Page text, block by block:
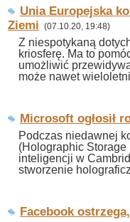
Unia Europejska
Ziemi (07.10.20, 19:48)
Z niespotykaną
kriosferę. Ma to
umożliwić
może nawet
Microsoft ogłosił
Podczas niedawnej
(Holographic
inteligencji w
stworzenie
Facebook